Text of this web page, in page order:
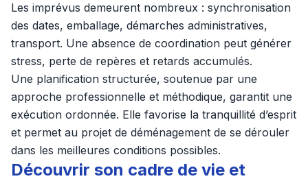
Les imprévus demeurent nombreux : synchronisation
des dates, emballage, démarches administratives,
transport. Une absence de coordination peut générer
stress, perte de repères et retards accumulés.
Une planification structurée, soutenue par une
approche professionnelle et méthodique, garantit une
exécution ordonnée. Elle favorise la tranquillité d’esprit
et permet au projet de déménagement de se dérouler
dans les meilleures conditions possibles.
Découvrir son cadre de vie et